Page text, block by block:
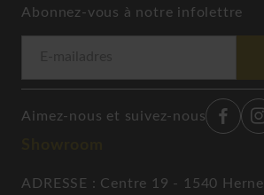
Abonnez-vous à notre infolettre
Aimez-nous et suivez-nous
ADRESSE : Centre 19 - 1540 Herne